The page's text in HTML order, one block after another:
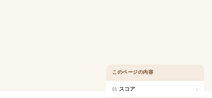
このページの内容
01 スコア ↓